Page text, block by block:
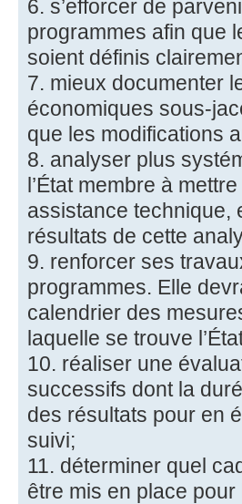
6. s’efforcer de
programmes afin que
soient définis
7. mieux documenter
économiques sous-
que les modifications
8. analyser plus
l’État membre à
assistance technique,
résultats de cette
9. renforcer ses
programmes. Elle
calendrier des
laquelle se trouve
10. réaliser une
successifs dont la
des résultats pour en
suivi;
11. déterminer quel
être mis en place